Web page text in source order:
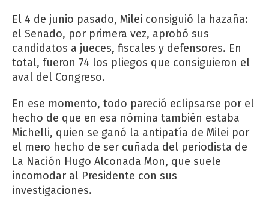
El 4 de junio pasado, Milei consiguió la hazaña:
el Senado, por primera vez, aprobó sus
candidatos a jueces, fiscales y defensores. En
total, fueron 74 los pliegos que consiguieron el
aval del Congreso.
En ese momento, todo pareció eclipsarse por el
hecho de que en esa nómina también estaba
Michelli, quien se ganó la antipatía de Milei por
el mero hecho de ser cuñada del periodista de
La Nación Hugo Alconada Mon, que suele
incomodar al Presidente con sus
investigaciones.